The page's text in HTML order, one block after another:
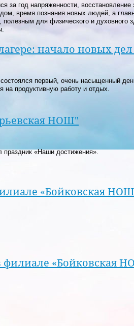
за год напряженности,
время познания новых людей, а
для физического и духовного
начало новых
первый, очень насыщенный
на продуктивную работу и отдых.
НОШ"
«Наши достижения».
«Бойковская
филиале «Бойковская